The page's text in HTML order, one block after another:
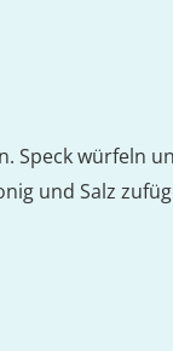
Speck würfeln
und Salz